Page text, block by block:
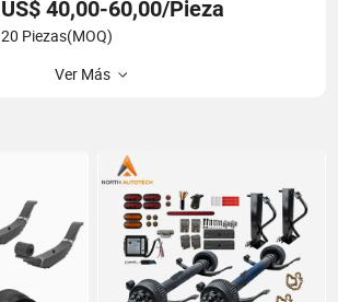
US$ 40,00-60,00/Pieza
20 Piezas(MOQ)
Ver Más